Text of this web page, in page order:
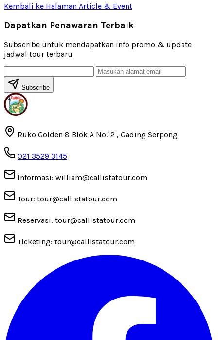
Kembali ke Halaman Article & Event
Dapatkan Penawaran Terbaik
Subscribe untuk mendapatkan info promo & update
jadwal tour terbaru
Subscribe
Ruko Golden 8 Blok A No.12 , Gading Serpong
021 3529 3145
Informasi: william@callistatour.com
Tour: tour@callistatour.com
Reservasi: tour@callistatour.com
Ticketing: tour@callistatour.com